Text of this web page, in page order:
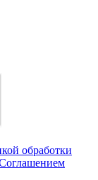
обработки